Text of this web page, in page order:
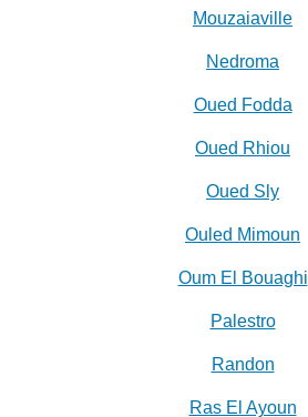
Mouzaiaville
Nedroma
Oued Fodda
Oued Rhiou
Oued Sly
Ouled Mimoun
Oum El Bouaghi
Palestro
Randon
Ras El Ayoun